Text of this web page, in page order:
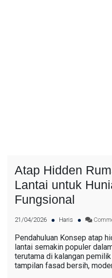
Atap Hidden
Lantai untuk
Fungsional
21/04/2026 Haris
Pendahuluan Konsep atap
lantai semakin populer
terutama di kalangan
tampilan fasad bersih,